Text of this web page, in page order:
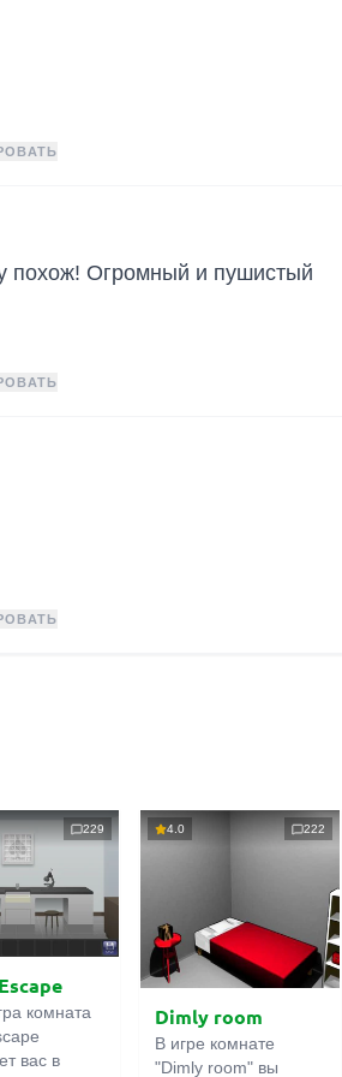
похож! Огромный и пушистый
229
комната
вас в
4.0 222
Dimly room
В игре комнате
"Dimly room" вы